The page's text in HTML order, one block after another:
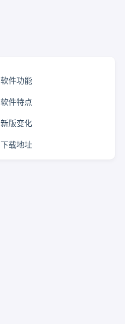
软件功能
软件特点
新版变化
下载地址